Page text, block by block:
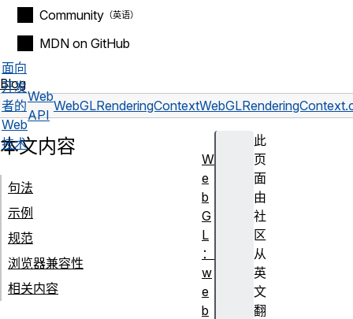
Community
MDN on GitHub
Blog
面向
开发
者的
Web
技术
Web
API
WebGLRenderingContext
此
页
面
由
社
区
从
英
文
翻
本文内容
句法
示例
规范
浏览器兼容性
相关内容
W
e
b
G
L
：
w
e
b